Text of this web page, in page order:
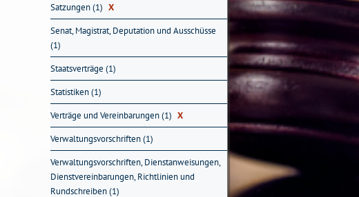
Satzungen (1) X
Senat, Magistrat, Deputation und Ausschüsse
(1)
Staatsverträge (1)
Statistiken (1)
Verträge und Vereinbarungen (1) X
Verwaltungsvorschriften (1)
Verwaltungsvorschriften, Dienstanweisungen,
Dienstvereinbarungen, Richtlinien und
Rundschreiben (1)